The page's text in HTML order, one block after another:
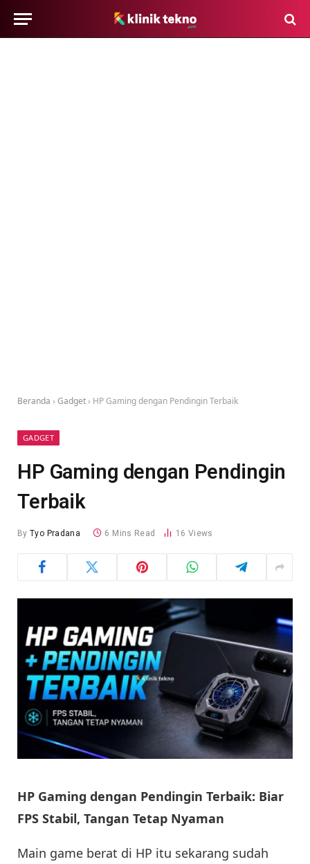
Beranda › Gadget › HP Gaming dengan Pendingin Terbaik
GADGET
HP Gaming dengan Pendingin
Terbaik
By Tyo Pradana 6 Mins Read 16 Views
HP Gaming dengan Pendingin Terbaik: Biar
FPS Stabil, Tangan Tetap Nyaman
Main game berat di HP itu sekarang sudah